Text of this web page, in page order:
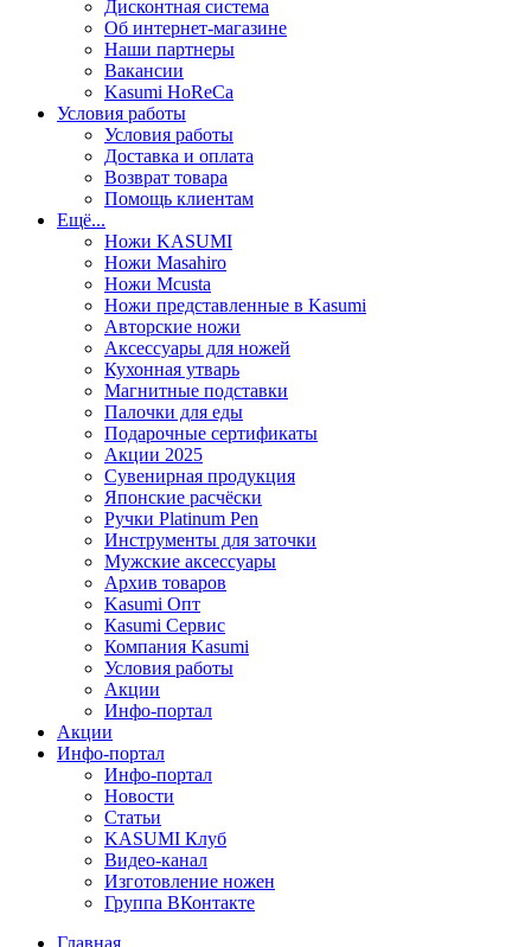
Дисконтная система
Об интернет-магазине
Наши партнеры
Вакансии
Kasumi HoReCa
Условия работы
Условия работы
Доставка и оплата
Возврат товара
Помощь клиентам
Ещё...
Ножи KASUMI
Ножи Masahiro
Ножи Mcusta
Ножи представленные в Kasumi
Авторские ножи
Аксессуары для ножей
Кухонная утварь
Магнитные подставки
Палочки для еды
Подарочные сертификаты
Акции 2025
Сувенирная продукция
Японские расчёски
Ручки Platinum Pen
Инструменты для заточки
Мужские аксессуары
Архив товаров
Kasumi Опт
Кasumi Сервис
Компания Kasumi
Условия работы
Акции
Инфо-портал
Акции
Инфо-портал
Инфо-портал
Новости
Статьи
KASUMI Клуб
Видео-канал
Изготовление ножен
Группа ВКонтакте
Главная